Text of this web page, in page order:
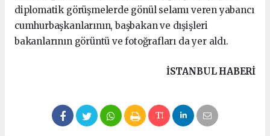
diplomatik görüşmelerde gönül selamı veren yabancı
cumhurbaşkanlarının, başbakan ve dışişleri
bakanlarının görüntü ve fotoğrafları da yer aldı.
İSTANBUL HABERİ